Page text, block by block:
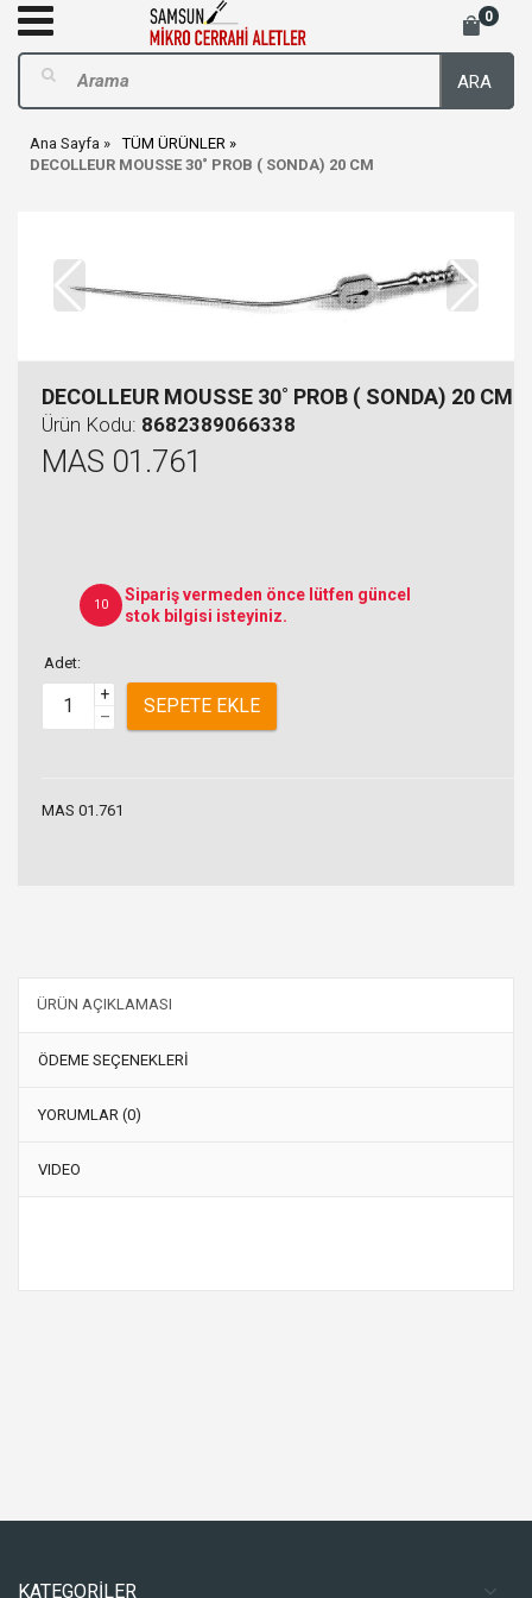
0
ARA
Ana Sayfa
TÜM ÜRÜNLER
DECOLLEUR MOUSSE 30˚ PROB ( SONDA) 20 CM
DECOLLEUR MOUSSE 30˚ PROB ( SONDA) 20 CM
Ürün Kodu: 8682389066338
MAS 01.761
10
Sipariş vermeden önce lütfen güncel
stok bilgisi isteyiniz.
Adet:
+
–
SEPETE EKLE
MAS 01.761
ÜRÜN AÇIKLAMASI
ÖDEME SEÇENEKLERİ
YORUMLAR (0)
VIDEO
KATEGORİLER